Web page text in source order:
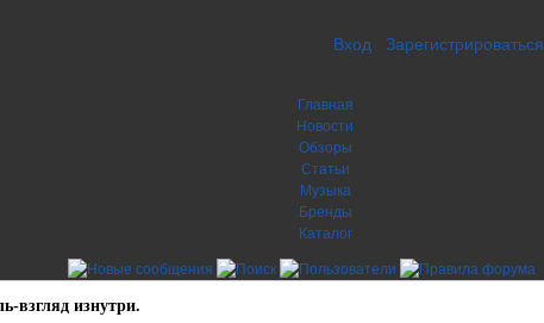
Вход Зарегистрироваться
Главная
Новости
Обзоры
Статьи
Музыка
Бренды
Каталог
взгляд изнутри.